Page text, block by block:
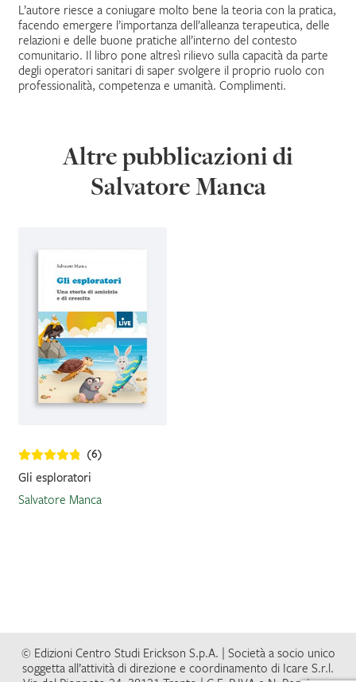
L’autore riesce a coniugare molto bene la teoria con la pratica,
facendo emergere l’importanza dell’alleanza terapeutica, delle
relazioni e delle buone pratiche all’interno del contesto
comunitario. Il libro pone altresì rilievo sulla capacità da parte
degli operatori sanitari di saper svolgere il proprio ruolo con
professionalità, competenza e umanità. Complimenti.
Altre pubblicazioni di
Salvatore Manca
(6)
Gli esploratori
Salvatore Manca
© Edizioni Centro Studi Erickson S.p.A. | Società a socio unico
soggetta all’attività di direzione e coordinamento di Icare S.r.l.